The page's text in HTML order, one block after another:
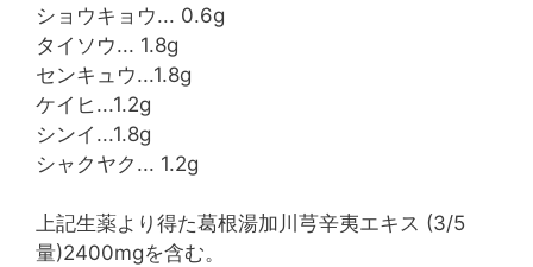
ショウキョウ... 0.6g
タイソウ... 1.8g
センキュウ...1.8g
ケイヒ...1.2g
シンイ...1.8g
シャクヤク... 1.2g
上記生薬より得た葛根湯加川芎辛夷エキス (3/5
量)2400mgを含む。